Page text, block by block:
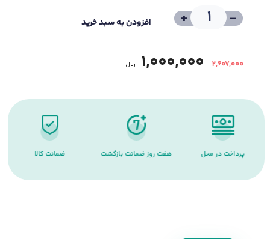
-
+ افزودن به سبد خرید
2,607,000
1,000,000 ﷼
پرداخت در محل هفت روز ضمانت بازگشت ضمانت کالا